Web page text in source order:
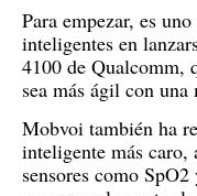
Para empezar, es
inteligentes en
4100 de Qualcomm,
sea más ágil con
Mobvoi también ha
inteligente más caro,
sensores como